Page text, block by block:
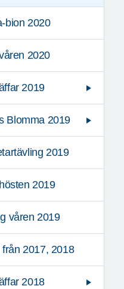
bion 2020
2020
2019
Blomma 2019
2019
2019
våren 2019
från 2017, 2018
2018